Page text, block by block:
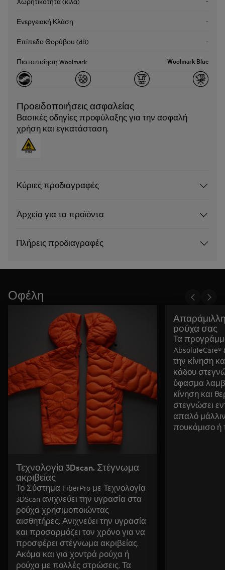
Ενεργειακή Κλάση -
Επίπεδο Θορύβου (dB) -
Πιστοποίηση Woolmark Woolmark Blue
Προειδοποιήσεις ασφαλείας
Βασικές οδηγίες προφύλαξης για την ασφαλή
χρήση και εγκατάσταση.
Κύριες προδιαγραφές
Αρχεία για τα προϊόντα
Πλήρεις προδιαγραφές
Οφέλη
Τεχνολογία 3Dscan. Στέγνωμα
ακριβείας
Το Σύστημα FiberPro με Τεχνολογία
3DScan ανιχνεύει την υγρασία στα
ρούχα χρησιμοποιώντας
αισθητήρες. Ανιχνεύει την υγρασία
και προσαρμόζει τον χρόνο για να
προσφέρει στέγνωμα ακριβείας.
Ακόμα και για χοντρά ρούχα ή
ρούχα με πολλές στρώσεις. Τα
ρούχα σας
Τα
την κίνηση
κάδου
ύφασμα
κίνηση και
στεγνώσει
απαλό
πουκάμισο ή